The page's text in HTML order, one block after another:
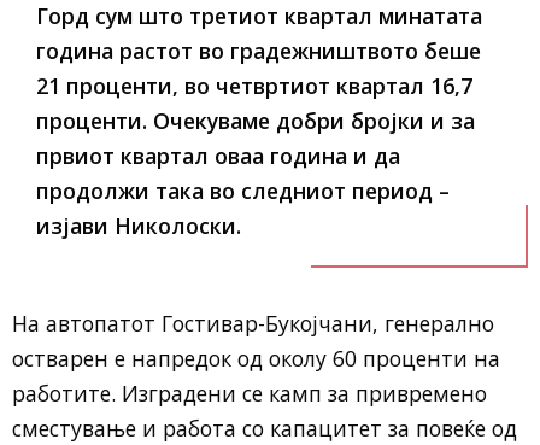
Горд сум што третиот квартал минатата
година растот во градежништвото беше
21 проценти, во четвртиот квартал 16,7
проценти. Очекуваме добри бројки и за
првиот квартал оваа година и да
продолжи така во следниот период –
изјави Николоски.
На автопатот Гостивар-Букојчани, генерално
остварен е напредок од околу 60 проценти на
работите. Изградени се камп за привремено
сместување и работа со капацитет за повеќе од